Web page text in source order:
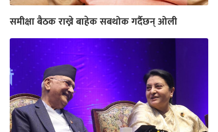
समीक्षा बैठक राख्ने बाहेक सबथोक गर्दैछन् ओली